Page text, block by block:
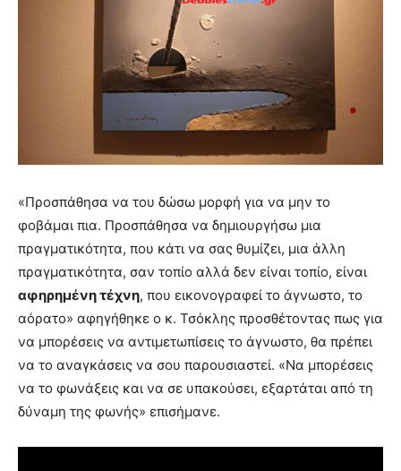
«Προσπάθησα να του δώσω μορφή για να μην το
φοβάμαι πια. Προσπάθησα να δημιουργήσω μια
πραγματικότητα, που κάτι να σας θυμίζει, μια άλλη
πραγματικότητα, σαν τοπίο αλλά δεν είναι τοπίο, είναι
αφηρημένη τέχνη, που εικονογραφεί το άγνωστο, το
αόρατο» αφηγήθηκε ο κ. Τσόκλης προσθέτοντας πως για
να μπορέσεις να αντιμετωπίσεις το άγνωστο, θα πρέπει
να το αναγκάσεις να σου παρουσιαστεί. «Να μπορέσεις
να το φωνάξεις και να σε υπακούσει, εξαρτάται από τη
δύναμη της φωνής» επισήμανε.